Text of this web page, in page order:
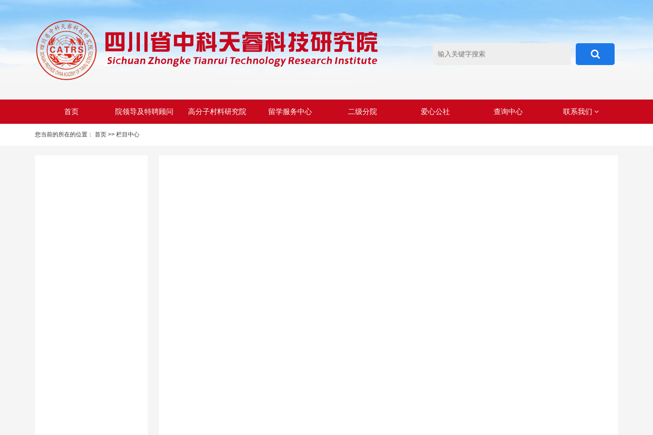
首页 院领导及特聘顾问 高分子村料研究院 留学服务中心 二级分院 爱心公社 查询中心 联系我们
您当前的所在的位置： 首页 >> 栏目中心